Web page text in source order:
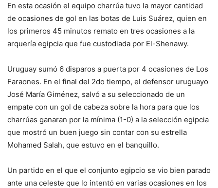
En esta ocasión el equipo charrúa tuvo la mayor cantidad
de ocasiones de gol en las botas de Luis Suárez, quien en
los primeros 45 minutos remato en tres ocasiones a la
arquería egipcia que fue custodiada por El-Shenawy.
Uruguay sumó 6 disparos a puerta por 4 ocasiones de Los
Faraones. En el final del 2do tiempo, el defensor uruguayo
José María Giménez, salvó a su seleccionado de un
empate con un gol de cabeza sobre la hora para que los
charrúas ganaran por la mínima (1-0) a la selección egipcia
que mostró un buen juego sin contar con su estrella
Mohamed Salah, que estuvo en el banquillo.
Un partido en el que el conjunto egipcio se vio bien parado
ante una celeste que lo intentó en varias ocasiones en los